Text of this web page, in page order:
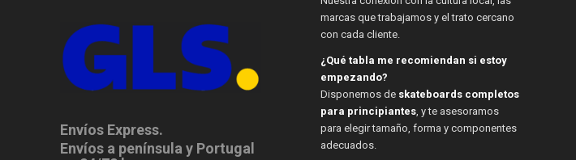
Envíos Express.
Envíos a península y Portugal
marcas que trabajamos y el trato cercano
con cada cliente.
¿Qué tabla me recomiendan si estoy
empezando?
Disponemos de skateboards completos
para principiantes, y te asesoramos
para elegir tamaño, forma y componentes
adecuados.